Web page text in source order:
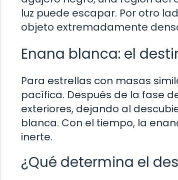
luz puede escapar. Por otro
objeto extremadamente
Enana blanca: el
Para estrellas con masas
pacífica. Después de la fase
exteriores, dejando al
blanca. Con el tiempo, la
inerte.
¿Qué determina el